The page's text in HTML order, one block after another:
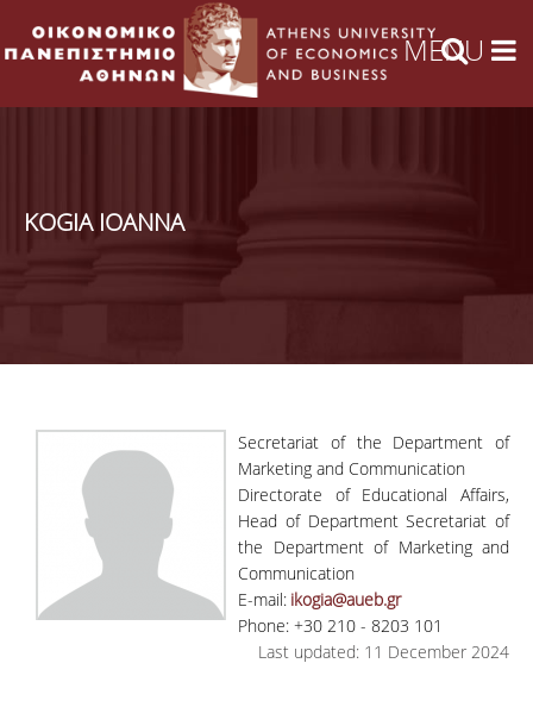
KOGIA IOANNA
Secretariat of the Department of
Marketing and Communication
Directorate of Educational Affairs,
Head of Department Secretariat of
the Department of Marketing and
Communication
E-mail: ikogia@aueb.gr
Phone: +30 210 - 8203 101
Last updated: 11 December 2024